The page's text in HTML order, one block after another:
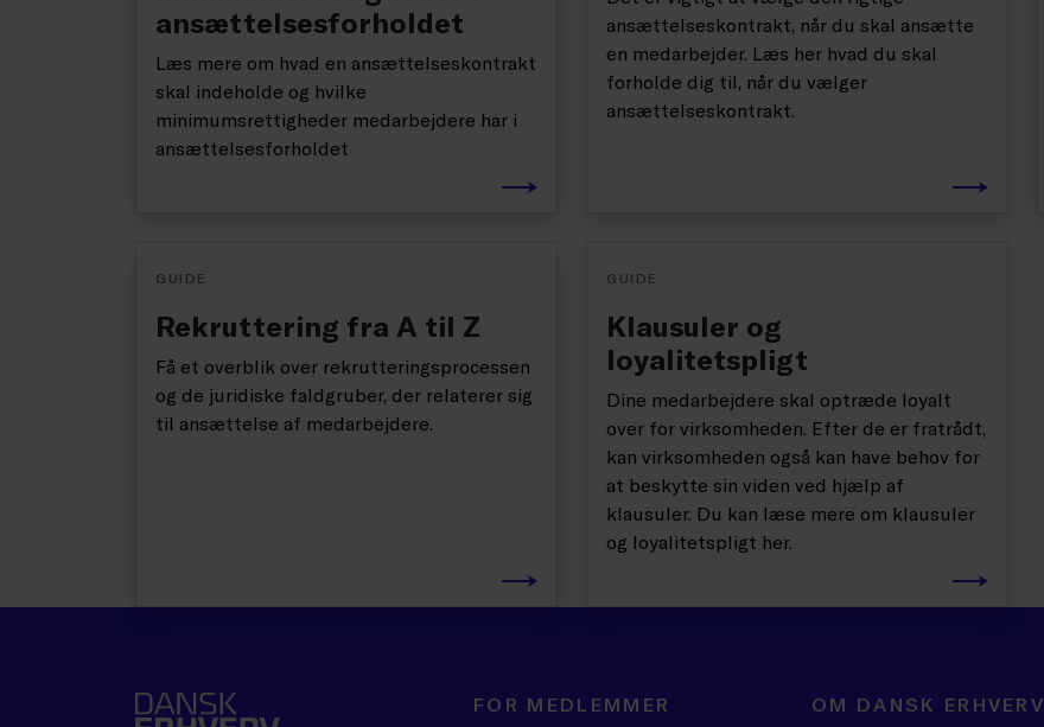
ansættelsesforholdet
Læs mere om hvad en ansættelseskontrakt
skal indeholde og hvilke
minimumsrettigheder medarbejdere har i
ansættelsesforholdet
ansættelseskontrakt, når du skal ansætte
en medarbejder. Læs her hvad du skal
forholde dig til, når du vælger
ansættelseskontrakt.
GUIDE
Rekruttering fra A til Z
Få et overblik over rekrutteringsprocessen
og de juridiske faldgruber, der relaterer sig
til ansættelse af medarbejdere.
GUIDE
Klausuler og
loyalitetspligt
Dine medarbejdere skal optræde loyalt
over for virksomheden. Efter de er fratrådt,
kan virksomheden også kan have behov for
at beskytte sin viden ved hjælp af
klausuler. Du kan læse mere om klausuler
og loyalitetspligt her.
FOR MEDLEMMER OM DANSK ERHVERV